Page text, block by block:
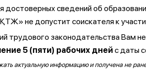
достоверных сведений об
не допустит соискателя к
трудового законодательства Вам
5 (пяти) рабочих дней с даты
актуальную информацию и получена не